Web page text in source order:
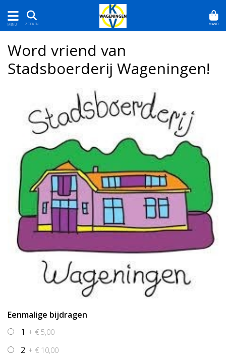
MENU ZOEKEN MAND
Word vriend van
Stadsboerderij Wageningen!
Eenmalige bijdragen
1 + € 5,00
2 + € 10,00